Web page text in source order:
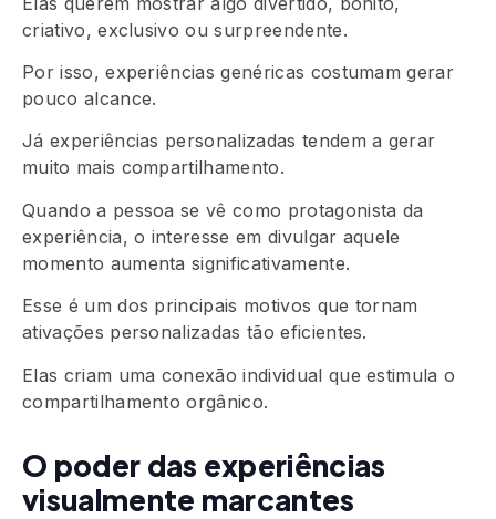
criativo, exclusivo ou surpreendente.
Por isso, experiências genéricas costumam gerar
pouco alcance.
Já experiências personalizadas tendem a gerar
muito mais compartilhamento.
Quando a pessoa se vê como protagonista da
experiência, o interesse em divulgar aquele
momento aumenta significativamente.
Esse é um dos principais motivos que tornam
ativações personalizadas tão eficientes.
Elas criam uma conexão individual que estimula o
compartilhamento orgânico.
O poder das experiências
visualmente marcantes